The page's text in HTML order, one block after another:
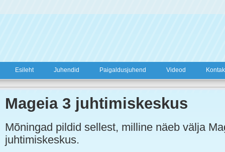
Esileht Juhendid Paigaldusjuhend Videod
Mageia 3 juhtimiskeskus
Mõningad pildid sellest, milline näeb välja
juhtimiskeskus.